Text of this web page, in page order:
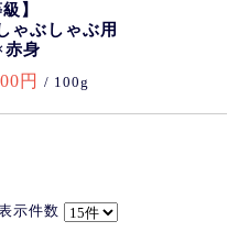
】
ゃぶしゃぶ用
赤身
円 / 100g
示件数